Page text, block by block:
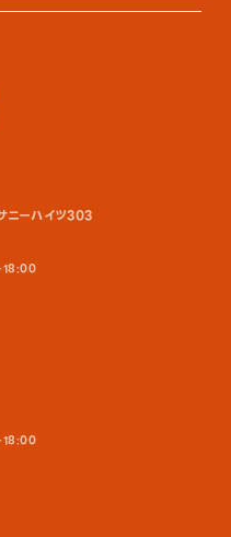
ーハイツ303
18:00
18:00